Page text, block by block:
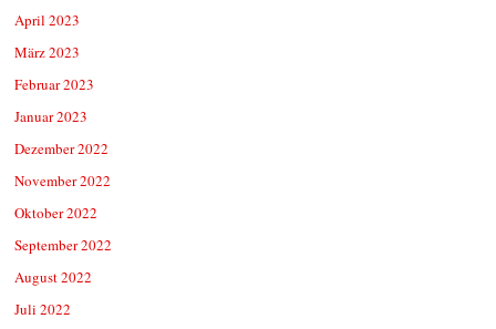
April 2023
März 2023
Februar 2023
Januar 2023
Dezember 2022
November 2022
Oktober 2022
September 2022
August 2022
Juli 2022